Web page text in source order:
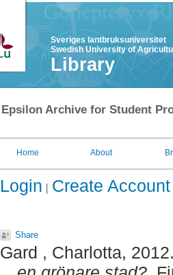
Sveriges lantbruksuniversitet
Swedish University of
Library
Epsilon Archive for Student
Home About
Login Create Account
Share
Gard , Charlotta,